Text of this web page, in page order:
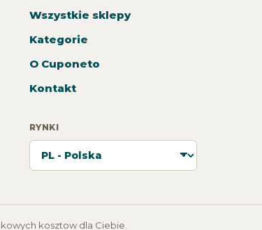
Wszystkie sklepy
Kategorie
O Cuponeto
Kontakt
RYNKI
kosztow dla Ciebie.